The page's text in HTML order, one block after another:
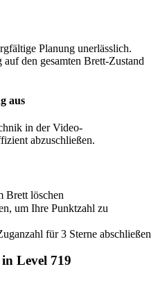
Planung unerlässlich.
den gesamten Brett-Zustand
aus
in der Video-
abzuschließen.
Brett löschen
um Ihre Punktzahl zu
für 3 Sterne abschließen
Level 719